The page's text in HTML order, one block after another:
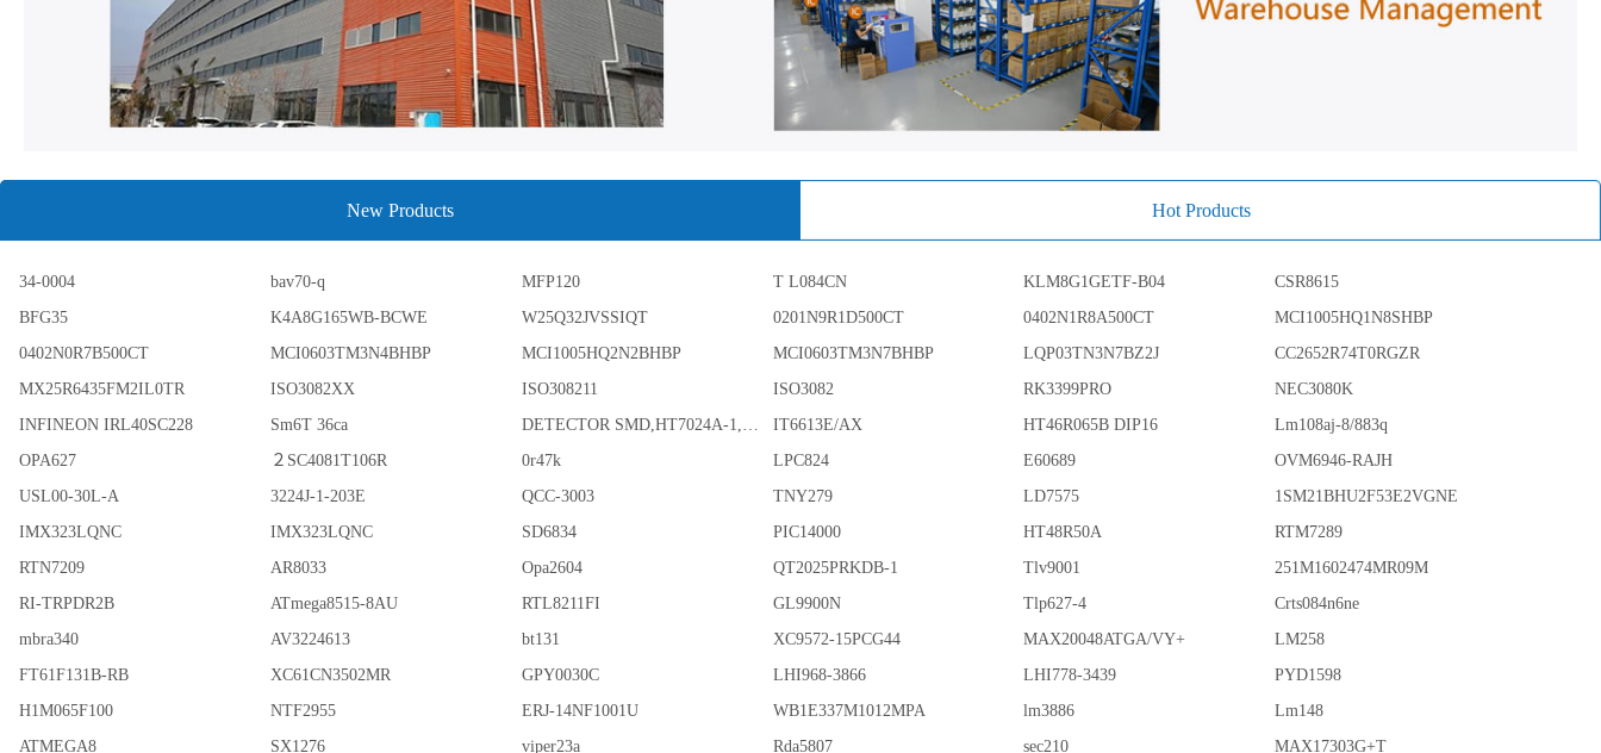
New Products Hot Products
34-0004 bav70-q MFP120 T L084CN KLM8G1GETF-B04
CSR8615
BFG35
K4A8G165WB-BCWE W25Q32JVSSIQT 0201N9R1D500CT 0402N1R8A500CT
MCI1005HQ1N8SHBP
0402N0R7B500CT
MCI0603TM3N4BHBP MCI1005HQ2N2BHBP MCI0603TM3N7BHBP LQP03TN3N7BZ2J
CC2652R74T0RGZR
MX25R6435FM2IL0TR
ISO3082XX ISO308211 ISO3082 RK3399PRO
NEC3080K
INFINEON IRL40SC228
Sm6T 36ca DETECTOR SMD,HT7024A-1,3%,SOT-89 IT6613E/AX HT46R065B DIP16
Lm108aj-8/883q
OPA627
２SC4081T106R 0r47k LPC824 E60689
OVM6946-RAJH
USL00-30L-A
3224J-1-203E QCC-3003 TNY279 LD7575
1SM21BHU2F53E2VGNE
IMX323LQNC
IMX323LQNC SD6834 PIC14000 HT48R50A
RTM7289
RTN7209
AR8033 Opa2604 QT2025PRKDB-1 Tlv9001
251M1602474MR09M
RI-TRPDR2B
ATmega8515-8AU RTL8211FI GL9900N Tlp627-4
Crts084n6ne
mbra340
AV3224613 bt131 XC9572-15PCG44 MAX20048ATGA/VY+
LM258
FT61F131B-RB
XC61CN3502MR GPY0030C LHI968-3866 LHI778-3439
PYD1598
H1M065F100
NTF2955 ERJ-14NF1001U WB1E337M1012MPA lm3886
Lm148
ATMEGA8
SX1276 viper23a Rda5807 sec210 MAX17303G+T